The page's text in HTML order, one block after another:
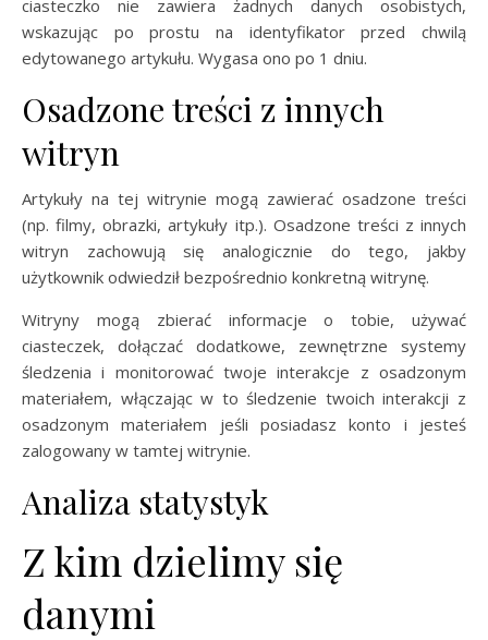
ciasteczko nie zawiera żadnych danych osobistych,
wskazując po prostu na identyfikator przed chwilą
edytowanego artykułu. Wygasa ono po 1 dniu.
Osadzone treści z innych
witryn
Artykuły na tej witrynie mogą zawierać osadzone treści
(np. filmy, obrazki, artykuły itp.). Osadzone treści z innych
witryn zachowują się analogicznie do tego, jakby
użytkownik odwiedził bezpośrednio konkretną witrynę.
Witryny mogą zbierać informacje o tobie, używać
ciasteczek, dołączać dodatkowe, zewnętrzne systemy
śledzenia i monitorować twoje interakcje z osadzonym
materiałem, włączając w to śledzenie twoich interakcji z
osadzonym materiałem jeśli posiadasz konto i jesteś
zalogowany w tamtej witrynie.
Analiza statystyk
Z kim dzielimy się
danymi